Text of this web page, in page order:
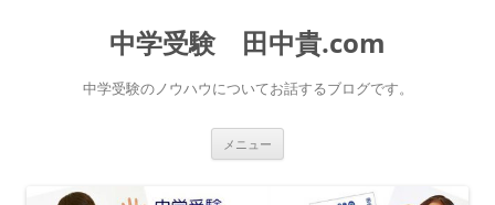
中学受験 田中貴.com
中学受験のノウハウについてお話するブログです。
メニュー